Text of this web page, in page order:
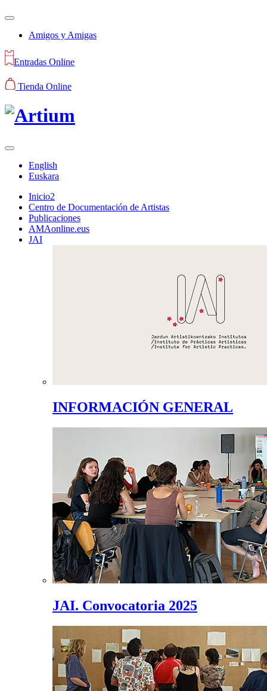
Amigos y Amigas
Entradas Online
Tienda Online
English
Euskara
Inicio2
Centro de Documentación de Artistas
Publicaciones
AMAonline.eus
JAI
INFORMACIÓN GENERAL
JAI. Convocatoria 2025